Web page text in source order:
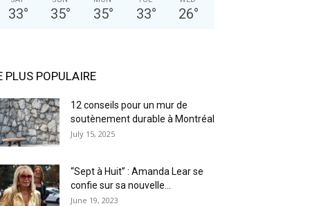
33° 35° 35° 33° 26°
PLUS POPULAIRE
12 conseils pour un mur de
soutènement durable à Montréal
July 15, 2025
“Sept à Huit” : Amanda Lear se
confie sur sa nouvelle...
June 19, 2023